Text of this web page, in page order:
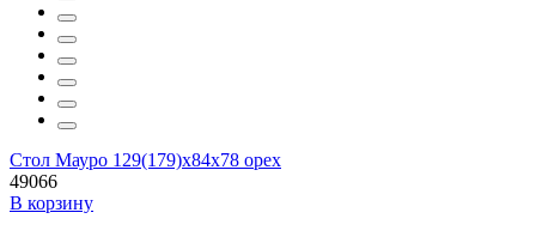
Стол Мауро 129(179)х84х78 орех
49066
В корзину